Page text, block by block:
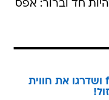
חד וברור: אפס
הצטרפו לוואלה fiber ושדרגו את חווית